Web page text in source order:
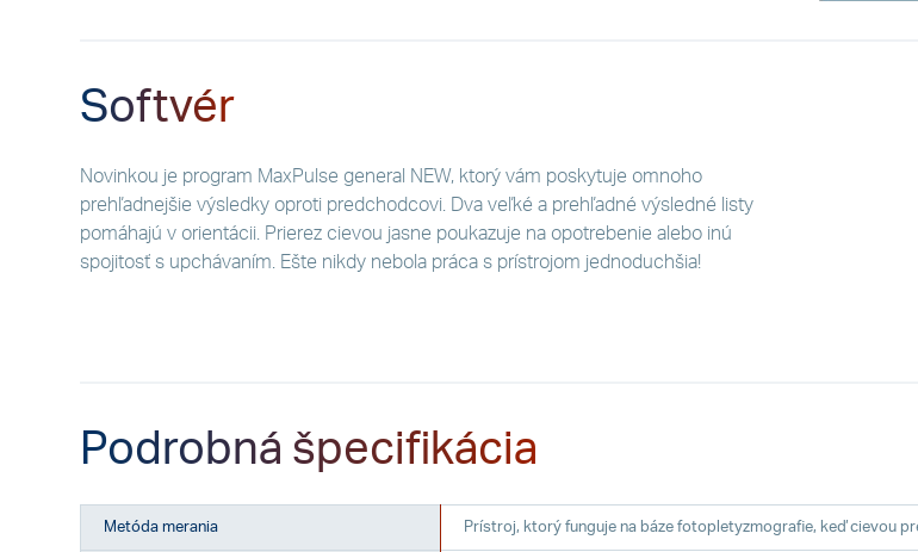
Softvér
Novinkou je program MaxPulse general NEW, ktorý vám poskytuje omnoho
prehľadnejšie výsledky oproti predchodcovi. Dva veľké a prehľadné výsledné listy
pomáhajú v orientácii. Prierez cievou jasne poukazuje na opotrebenie alebo inú
spojitosť s upchávaním. Ešte nikdy nebola práca s prístrojom jednoduchšia!
Podrobná špecifikácia
Metóda merania Prístroj, ktorý funguje na báze fotopletyzmografie, keď cievou